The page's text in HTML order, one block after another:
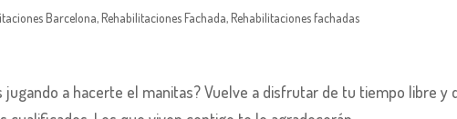
Barcelona,Rehabilitaciones Fachada,Rehabilitaciones fachadas
jugando a hacerte el manitas? Vuelve a disfrutar de tu tiempo libre y